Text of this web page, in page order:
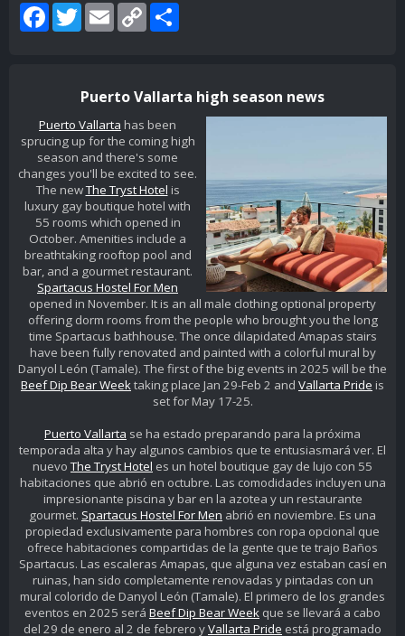
FacebookTwitterEmail Copy
Link
Puerto Vallarta high season news
Puerto Vallarta has been
sprucing up for the coming high
season and there's some
changes you'll be excited to see.
The newThe Tryst Hotel is
luxury gay boutique hotel with
55 rooms which opened in
October. Amenities include a
breathtaking rooftop pool and
bar, and a gourmet restaurant.
Spartacus Hostel For Men
opened in November. It is an all male clothing optional property
offering dorm rooms from the people who brought you the long
time Spartacus bathhouse. The once dilapidated Amapas stairs
have been fully renovated and painted with a colorful mural by
Danyol León (Tamale). The first of the big events in 2025 will be the
Beef Dip Bear Weektaking place Jan 29-Feb 2 and Vallarta Pride is
set for May 17-25.
Puerto Vallarta se ha estado preparando para la próxima
temporada alta y hay algunos cambios que te entusiasmará ver. El
nuevoThe Tryst Hotel es un hotel boutique gay de lujo con 55
habitaciones que abrió en octubre. Las comodidades incluyen una
impresionante piscina y bar en la azotea y un restaurante
gourmet. Spartacus Hostel For Men abrió en noviembre. Es una
propiedad exclusivamente para hombres con ropa opcional que
ofrece habitaciones compartidas de la gente que te trajo Baños
Spartacus. Las escaleras Amapas, que alguna vez estaban casí en
ruinas, han sido completamente renovadas y pintadas con un
mural colorido de Danyol León (Tamale). El primero de los grandes
eventos en 2025 será Beef Dip Bear Week que se llevará a cabo
del 29 de enero al 2 de febrero yVallarta Pride está programado